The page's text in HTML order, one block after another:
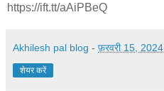
https://ift.tt/aAiPBeQ
Akhilesh pal blog - फ़रवरी 15, 2024
शेयर करें